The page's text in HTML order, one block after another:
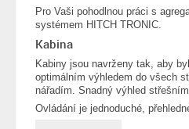
Pro Vaši pohodlnou práci s
systémem HITCH TRONIC.
Kabina
Kabiny jsou navrženy tak, aby
optimálním výhledem do všech
nářadím. Snadný výhled
Ovládání je jednoduché,